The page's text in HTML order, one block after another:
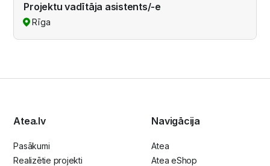
Projektu vadītāja asistents/-e
Rīga
Atea.lv
Pasākumi
Realizētie projekti
Navigācija
Atea
Atea eShop